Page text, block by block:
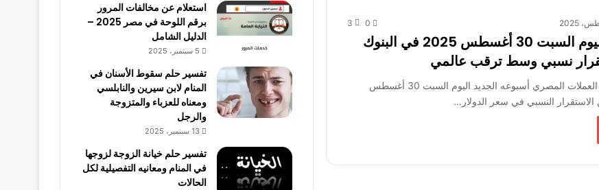
0
3
سعر الدولار اليوم السبت 30 أغسطس 2025 في البنوك
نسبي وسط ترقب عالمي
يستهل سوق تحويل العملات المصري أسبوعه الجديد اليوم السبت 30 أغسطس
استعلام عن مخالفات المرور
برقم اللوحة في مصر 2025 –
الدليل الشامل
5 سبتمبر، 2025
تفسير حلم سقوط الأسنان في
المنام لابن سيرين والنابلسي
ومعناه للعزباء والمتزوجة
والرجل
13 سبتمبر، 2025
تفسير حلم خيانة الزوجة لزوجها
في المنام ومعانيه التفصيلية لكل
الحالات